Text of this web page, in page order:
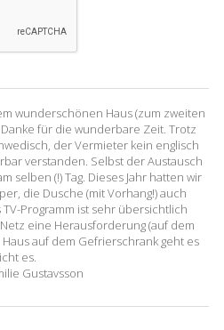
wunderschönen Haus (zum zweiten
für die wunderbare Zeit. Trotz
der Vermieter kein englisch
verstanden. Selbst der Austausch
selben (!) Tag. Dieses Jahr hatten wir
die Dusche (mit Vorhang!) auch
Programm ist sehr übersichtlich
eine Herausforderung (auf dem
auf dem Gefrierschrank geht es
es.
Gustavsson